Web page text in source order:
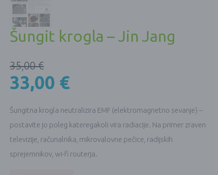
Šungit krogla – Jin Jang
35,00€
33,00 €
Šungitna krogla neutralizira EMF (elektromagnetno sevanje) –
postavite jo poleg kateregakoli vira radiacije. Na primer zraven
televizije, računalnika, mikrovalovne pečice, radijskih
sprejemnikov, wi-fi routerja.